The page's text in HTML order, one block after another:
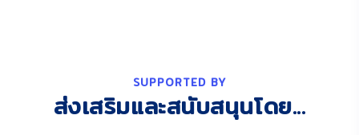
SUPPORTED BY
ส่งเสริมและสนับสนุนโดย...